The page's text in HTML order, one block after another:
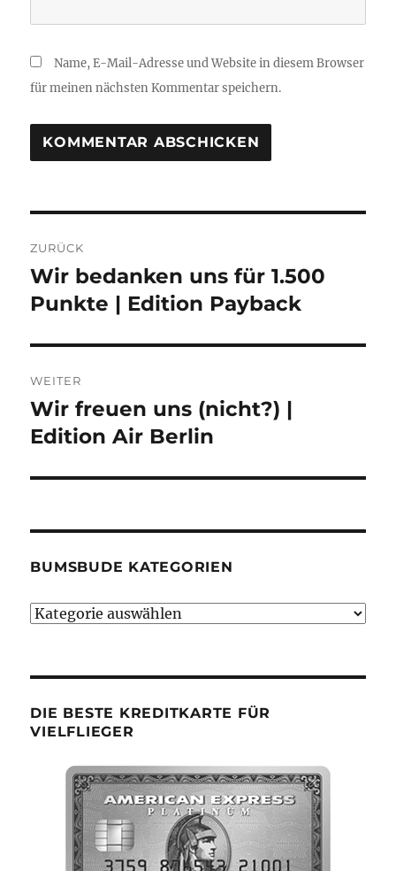
Name, E-Mail-Adresse und Website in diesem Browser
für meinen nächsten Kommentar speichern.
ZURÜCK
Vorheriger
Beitrag:
Wir bedanken uns für 1.500
Punkte | Edition Payback
WEITER
Nächster
Beitrag:
Wir freuen uns (nicht?) |
Edition Air Berlin
BUMSBUDE KATEGORIEN
Bumsbude
DIE BESTE KREDITKARTE FÜR
VIELFLIEGER